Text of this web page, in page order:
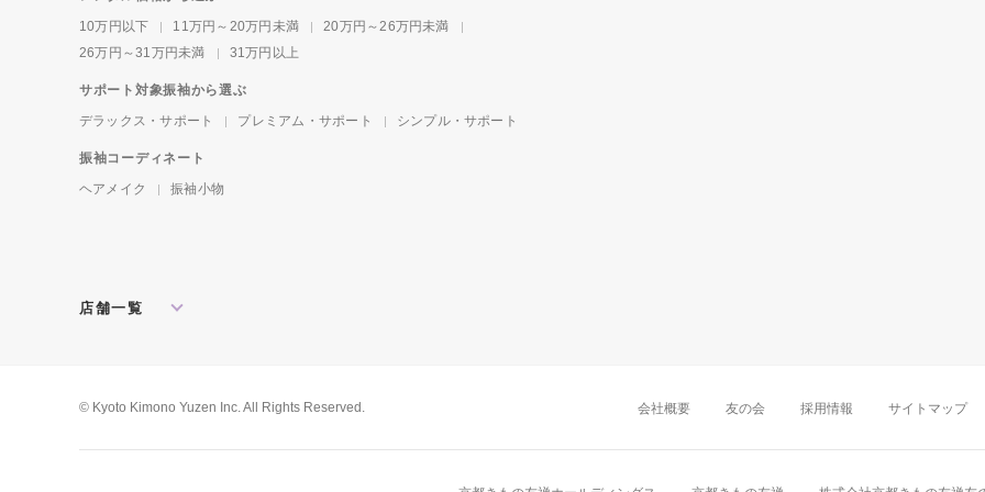
10万円以下
11万円～20万円未満
20万円～26万円未満
26万円～31万円未満
31万円以上
サポート対象振袖から選ぶ
デラックス・サポート
プレミアム・サポート シンプル・サポート
振袖コーディネート
ヘアメイク
振袖小物
店舗一覧
松戸店
東京本館 新宿店
八王子店
近畿
大阪難波店 京
岡山店 広島店
© Kyoto Kimono Yuzen Inc. All Rights Reserved. 会社概要 友の会 採用情報 サイトマップ